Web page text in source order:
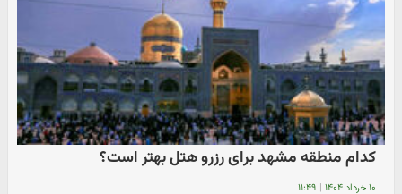
کدام منطقه مشهد برای رزرو هتل بهتر است؟
۱۰ خرداد ۱۴۰۴ | ۱۱:۴۹